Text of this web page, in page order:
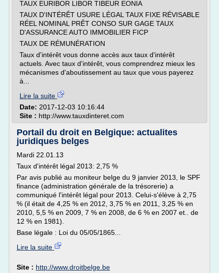
TAUX EURIBOR LIBOR TIBEUR EONIA
TAUX D'INTÉRÊT USURE LÉGAL TAUX FIXE RÉVISABLE
RÉEL NOMINAL PRÊT CONSO SUR GAGE TAUX
D'ASSURANCE AUTO IMMOBILIER FICP
TAUX DE RÉMUNÉRATION
Taux d'intérêt vous donne accès aux taux d'intérêt
actuels. Avec taux d'intérêt, vous comprendrez mieux les
mécanismes d'aboutissement au taux que vous payerez
à...
Lire la suite
Date: 2017-12-03 10:16:44
Site : http://www.tauxdinteret.com
Portail du droit en Belgique: actualites
juridiques belges
Mardi 22.01.13
Taux d'intérêt légal 2013: 2,75 %
Par avis publié au moniteur belge du 9 janvier 2013, le SPF
finance (administration générale de la trésorerie) a
communiqué l'intérêt légal pour 2013. Celui-s'élève à 2,75
% (il était de 4,25 % en 2012, 3,75 % en 2011, 3,25 % en
2010, 5,5 % en 2009, 7 % en 2008, de 6 % en 2007 et.. de
12 % en 1981).
Base légale : Loi du 05/05/1865...
Lire la suite
Site : http://www.droitbelge.be